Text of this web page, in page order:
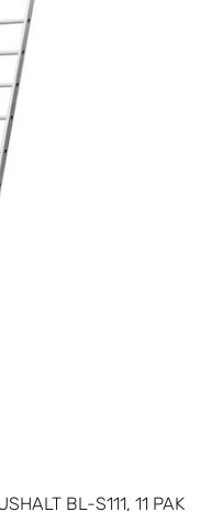
BL-S111, 11 PAK